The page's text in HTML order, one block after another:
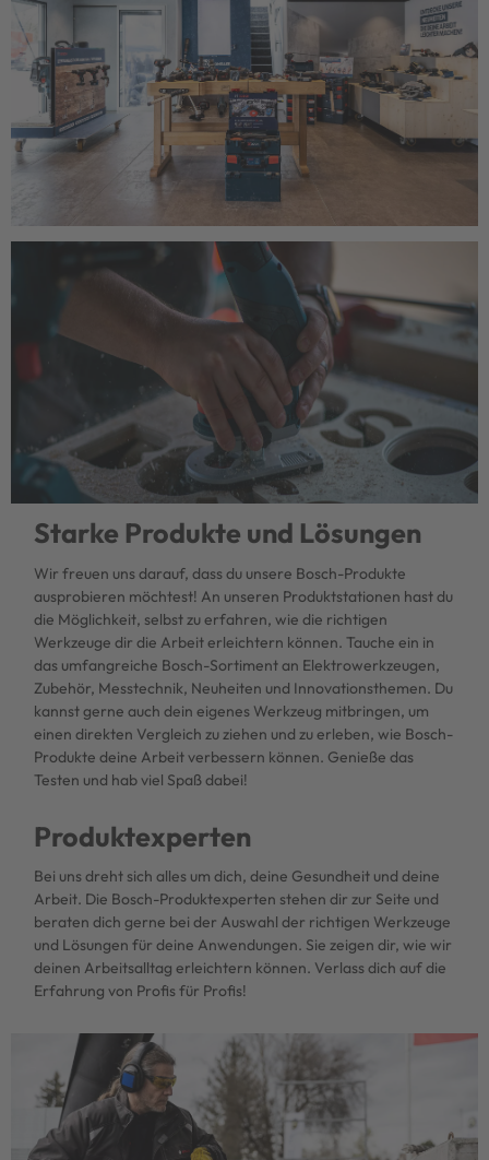
Starke Produkte und Lösungen
Wir freuen uns darauf, dass du unsere Bosch-Produkte
ausprobieren möchtest! An unseren Produktstationen hast du
die Möglichkeit, selbst zu erfahren, wie die richtigen
Werkzeuge dir die Arbeit erleichtern können. Tauche ein in
das umfangreiche Bosch-Sortiment an Elektrowerkzeugen,
Zubehör, Messtechnik, Neuheiten und Innovationsthemen. Du
kannst gerne auch dein eigenes Werkzeug mitbringen, um
einen direkten Vergleich zu ziehen und zu erleben, wie Bosch-
Produkte deine Arbeit verbessern können. Genieße das
Testen und hab viel Spaß dabei!
Produktexperten
Bei uns dreht sich alles um dich, deine Gesundheit und deine
Arbeit. Die Bosch-Produktexperten stehen dir zur Seite und
beraten dich gerne bei der Auswahl der richtigen Werkzeuge
und Lösungen für deine Anwendungen. Sie zeigen dir, wie wir
deinen Arbeitsalltag erleichtern können. Verlass dich auf die
Erfahrung von Profis für Profis!